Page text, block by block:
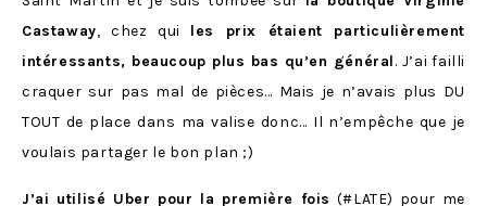
Castaway, chez qui les prix étaient particulièrement
intéressants, beaucoup plus bas qu’en général. J’ai failli
craquer sur pas mal de pièces… Mais je n’avais plus DU
TOUT de place dans ma valise donc… Il n’empêche que je
voulais partager le bon plan ;)
J’ai utilisé Uber pour la première fois (#LATE) pour me